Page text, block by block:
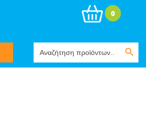
for:
Search Button
0